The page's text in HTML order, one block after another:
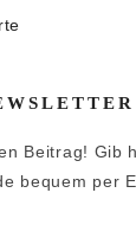
Beitrag! Gib
bequem per